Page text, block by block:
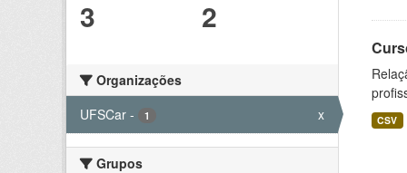
3 2
Organizações
UFSCar - 1 x
Grupos
CSV